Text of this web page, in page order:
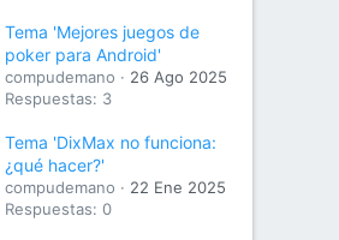
Tema 'Mejores juegos de
poker para Android'
compudemano
26 Ago 2025
Respuestas: 3
Tema 'DixMax no funciona:
¿qué hacer?'
compudemano
22 Ene 2025
Respuestas: 0